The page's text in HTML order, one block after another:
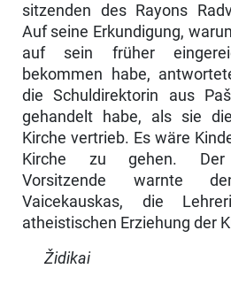
sitzenden des Rayons
Auf seine Erkundigung,
auf sein früher
bekommen habe,
die Schuldirektorin aus
gehandelt habe, als sie
Kirche vertrieb. Es wäre
Kirche zu gehen. Der
Vorsitzende warnte
Vaicekauskas, die
atheistischen Erziehung der
Židikai